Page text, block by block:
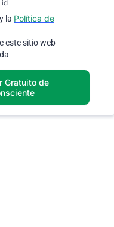
y la Política de
este sitio web
Gratuito de